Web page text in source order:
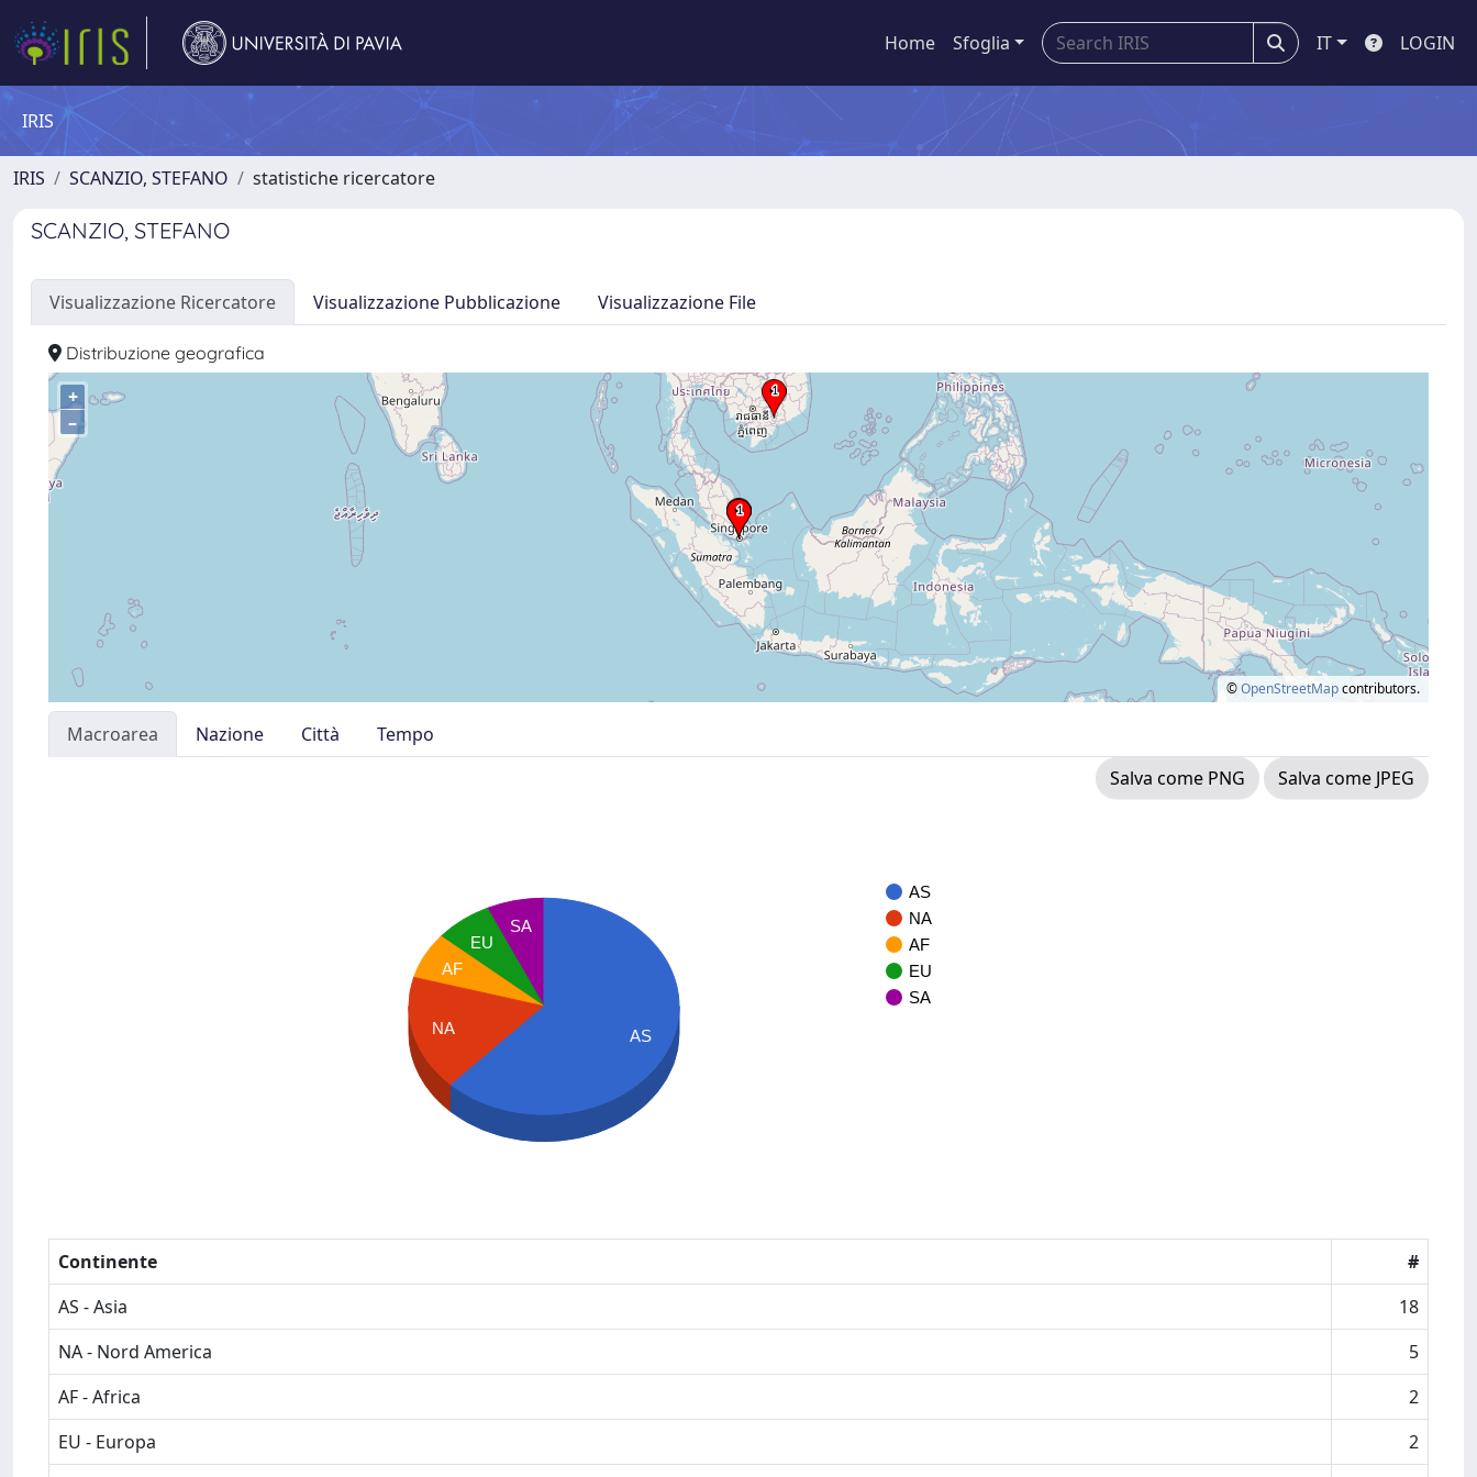
Home Sfoglia IT LOGIN
IRIS
IRIS SCANZIO, STEFANO statistiche ricercatore
SCANZIO, STEFANO
Visualizzazione Ricercatore Visualizzazione Pubblicazione Visualizzazione File
Distribuzione geografica
+
–
©OpenStreetMapcontributors.
Macroarea Nazione Città
Tempo
Salva come PNG
Salva come JPEG
AS
NA
AF
EU
SA
SA
EU
AF
NA AS
Continente
#
AS - Asia
18
NA - Nord America
5
AF - Africa
2
EU - Europa
2